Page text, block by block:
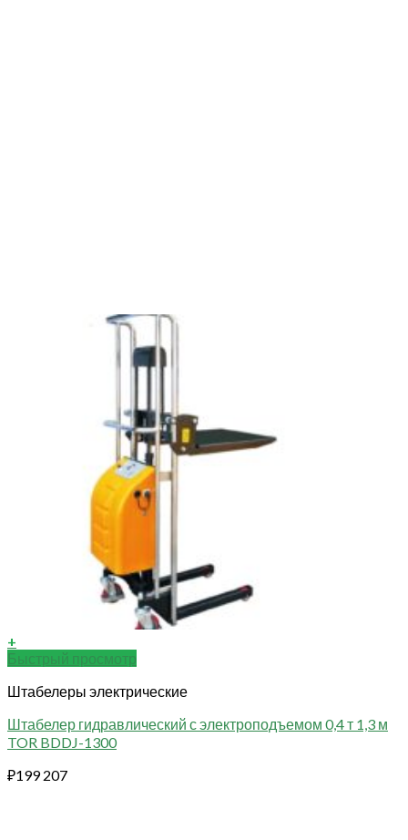
+
Быстрый просмотр
Штабелеры электрические
Штабелер гидравлический с электроподъемом 0,4 т 1,3 м
TOR BDDJ-1300
₽199 207